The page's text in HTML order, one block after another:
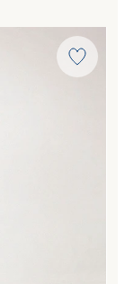
in Cotone 450